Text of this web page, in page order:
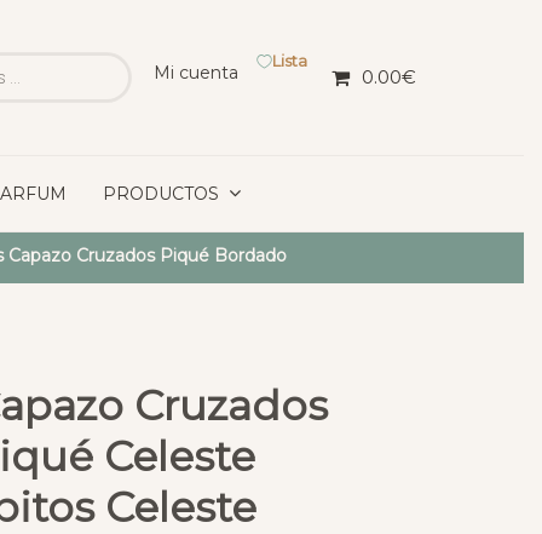
Mi cuenta
Lista
0.00€
PRODUCTOS
Capazo Cruzados Piqué Bordado
Cruzados
Celeste
Celeste